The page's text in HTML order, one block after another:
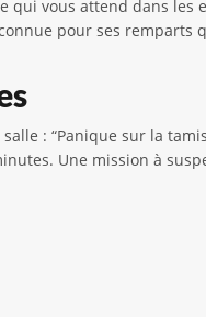
qui vous attend dans
pour ses
salle : “Panique sur la
Une mission à